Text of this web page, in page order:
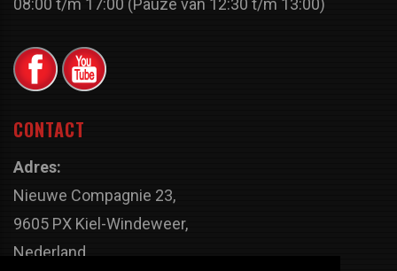
CONTACT
Adres:
Nieuwe Compagnie 23,
9605 PX Kiel-Windeweer,
Nederland